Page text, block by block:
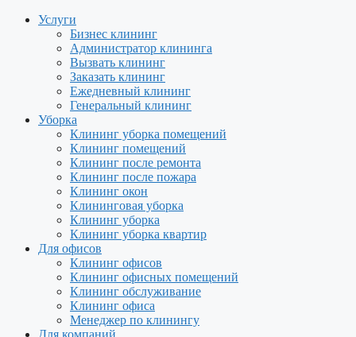
Услуги
Бизнес клининг
Администратор клининга
Вызвать клининг
Заказать клининг
Ежедневный клининг
Генеральный клининг
Уборка
Клининг уборка помещений
Клининг помещений
Клининг после ремонта
Клининг после пожара
Клининг окон
Клининговая уборка
Клининг уборка
Клининг уборка квартир
Для офисов
Клининг офисов
Клининг офисных помещений
Клининг обслуживание
Клининг офиса
Менеджер по клинингу
Для компаний